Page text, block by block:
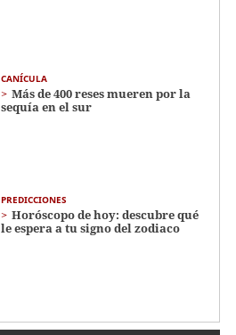
CANÍCULA
Más de 400 reses mueren por la
sequía en el sur
PREDICCIONES
Horóscopo de hoy: descubre qué
le espera a tu signo del zodiaco